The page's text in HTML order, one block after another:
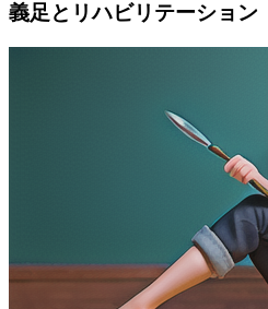
義足とリハビリテーション